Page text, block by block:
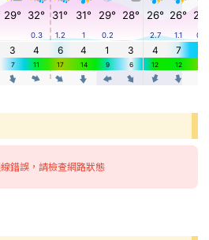
錯誤，請檢查網路狀態